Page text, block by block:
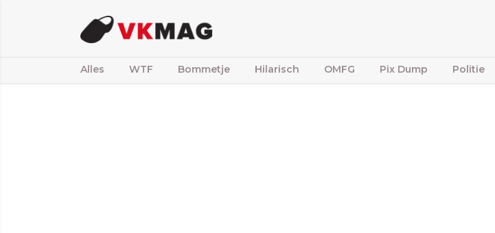
Alles WTF Bommetje Hilarisch OMFG Pix Dump Politie